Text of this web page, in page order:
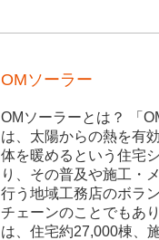
OMソーラー
OMソーラーとは？ 「
は、太陽からの熱を有
体を暖めるという住宅
り、その普及や施工・
行う地域工務店のボラ
チェーンのことでもあ
は、住宅約27,000棟、